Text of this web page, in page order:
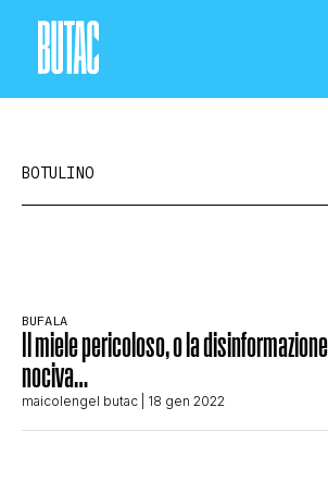
SCIENZA E TECNOLOGIA
SALUTE E MEDICINA
BOTULINO
BUFALA
Il miele pericoloso, o la disinformazione
nociva…
maicolengel butac | 18 gen 2022